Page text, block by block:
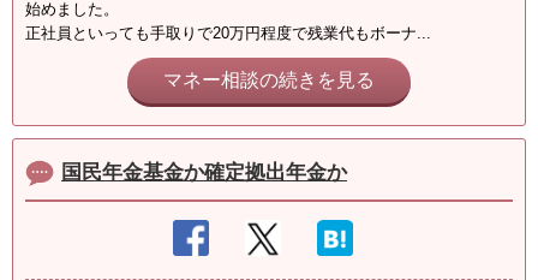
始めました。
正社員といっても手取りで20万円程度で残業代もボーナ...
マネー相談の続きを見る
国民年金基金か確定拠出年金か